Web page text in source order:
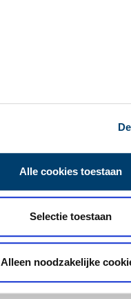
Alle cookies toestaan
Selectie toestaan
Alleen noodzakelijke